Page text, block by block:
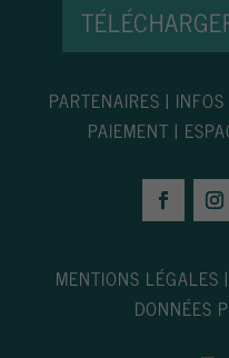
PARTENAIRES |
PAIEMENT |
MENTIONS LÉGALES
DONNÉES